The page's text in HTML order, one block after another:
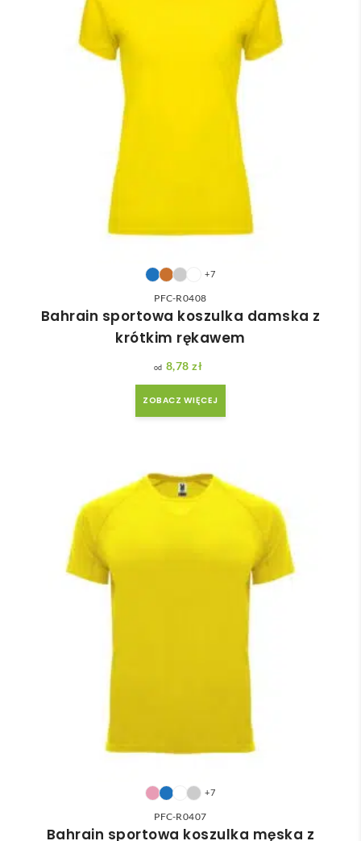
+7
PFC-R0408
Bahrain sportowa koszulka damska z
krótkim rękawem
8,78 zł
ZOBACZ WIĘCEJ
+7
PFC-R0407
Bahrain sportowa koszulka męska z